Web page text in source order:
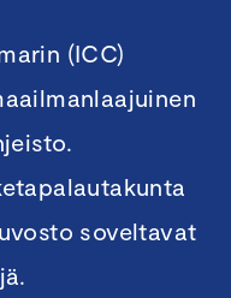
(ICC)
soveltavat